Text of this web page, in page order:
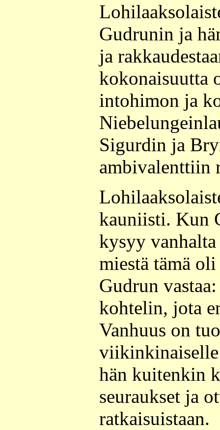
Gudrunin ja
ja
kokonaisuutta
intohimon ja
Sigurdin ja
ambivalenttiin
kauniisti. Kun
kysyy
miestä tämä
Gudrun
kohtelin, jota
Vanhuus on
hän kuitenkin
seuraukset ja
ratkaisuistaan.